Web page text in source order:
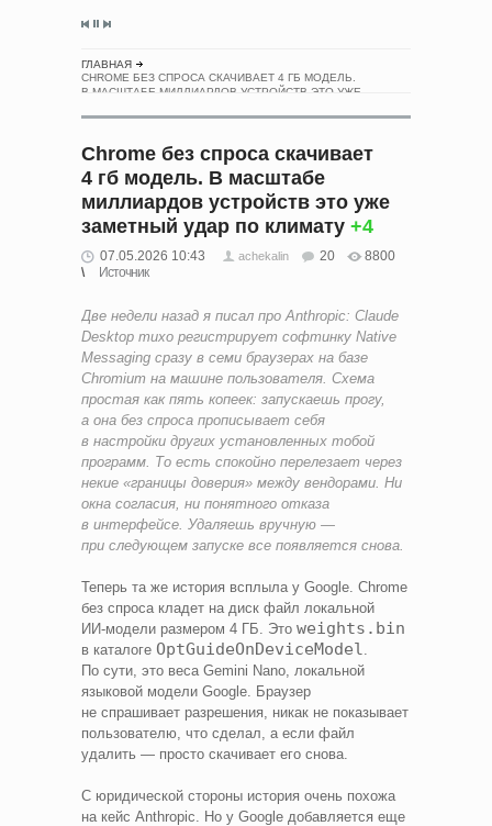
ГЛАВНАЯ
CHROME БЕЗ СПРОСА СКАЧИВАЕТ 4 ГБ МОДЕЛЬ.
В МАСШТАБЕ МИЛЛИАРДОВ УСТРОЙСТВ ЭТО УЖЕ
Chrome без спроса скачивает
4 гб модель. В масштабе
миллиардов устройств это уже
заметный удар по климату +4
07.05.2026 10:43 achekalin 20
8800
Источник
Две недели назад я писал про Anthropic: Claude
Desktop тихо регистрирует софтинку Native
Messaging сразу в семи браузерах на базе
Chromium на машине пользователя. Схема
простая как пять копеек: запускаешь прогу,
а она без спроса прописывает себя
в настройки других установленных тобой
программ. То есть спокойно перелезает через
некие «границы доверия» между вендорами. Ни
окна согласия, ни понятного отказа
в интерфейсе. Удаляешь вручную —
при следующем запуске все появляется снова.
Теперь та же история всплыла у Google. Chrome
без спроса кладет на диск файл локальной
ИИ‑модели размером 4 ГБ. Это weights.bin
в каталоге OptGuideOnDeviceModel
По сути, это веса Gemini Nano, локальной
языковой модели Google. Браузер
не спрашивает разрешения, никак не показывает
пользователю, что сделал, а если файл
удалить — просто скачивает его снова.
С юридической стороны история очень похожа
на кейс Anthropic. Но у Google добавляется еще